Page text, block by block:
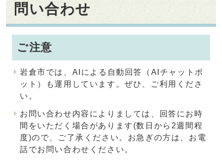
問い合わせ
ご注意
岩倉市では、AIによる自動回答（AIチャットボ
ット）も運用しています。ぜひ、ご利用くださ
い。
お問い合わせ内容によりましては、回答にお時
間をいただく場合があります(数日から2週間程
度)ので、ご了承ください。お急ぎの方は、お電
話でお問い合わせください。